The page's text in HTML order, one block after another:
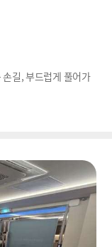
길, 부드럽게 풀어가